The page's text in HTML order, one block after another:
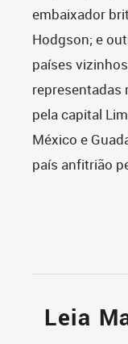
embaixador
Hodgson; e
países
representadas
pela capital
México e
país anfitrião
Leia